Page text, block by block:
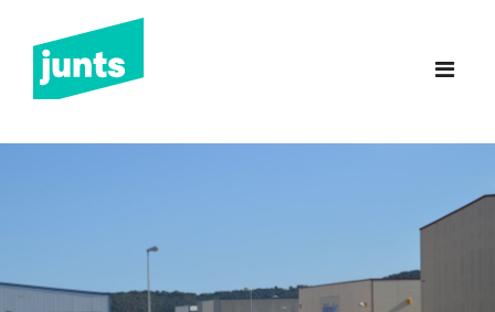
Junts Sant Feliu de
Guíxols
INICI
BUTLLETINS